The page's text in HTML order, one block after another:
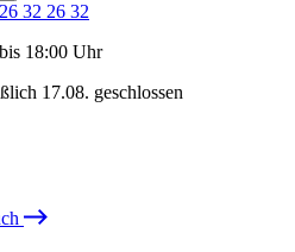
32 26 32
18:00 Uhr
17.08. geschlossen